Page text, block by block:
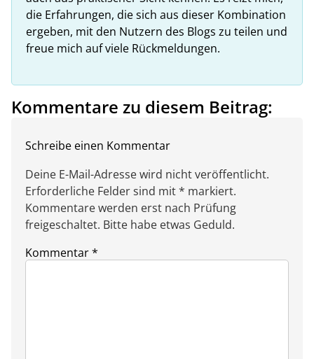
die Erfahrungen, die sich aus dieser Kombination
ergeben, mit den Nutzern des Blogs zu teilen und
freue mich auf viele Rückmeldungen.
Kommentare zu diesem Beitrag:
Schreibe einen Kommentar
Deine E-Mail-Adresse wird nicht veröffentlicht.
Erforderliche Felder sind mit * markiert.
Kommentare werden erst nach Prüfung
freigeschaltet. Bitte habe etwas Geduld.
Kommentar*